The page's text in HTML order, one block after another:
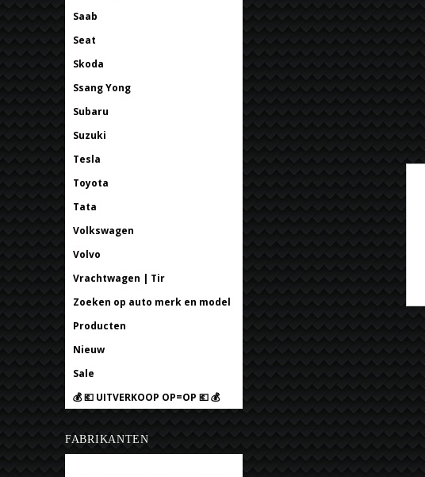
Saab
Seat
Skoda
Ssang Yong
Subaru
Suzuki
Tesla
Toyota
Tata
Volkswagen
Volvo
Vrachtwagen | Tir
Zoeken op auto merk en model
Producten
Nieuw
Sale
💰 💶 UITVERKOOP OP=OP 💶 💰
FABRIKANTEN